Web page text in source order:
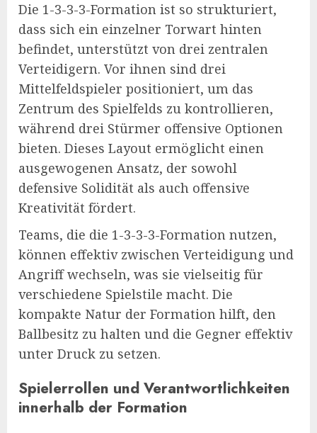
Die 1-3-3-3-Formation ist so strukturiert,
dass sich ein einzelner Torwart hinten
befindet, unterstützt von drei zentralen
Verteidigern. Vor ihnen sind drei
Mittelfeldspieler positioniert, um das
Zentrum des Spielfelds zu kontrollieren,
während drei Stürmer offensive Optionen
bieten. Dieses Layout ermöglicht einen
ausgewogenen Ansatz, der sowohl
defensive Solidität als auch offensive
Kreativität fördert.
Teams, die die 1-3-3-3-Formation nutzen,
können effektiv zwischen Verteidigung und
Angriff wechseln, was sie vielseitig für
verschiedene Spielstile macht. Die
kompakte Natur der Formation hilft, den
Ballbesitz zu halten und die Gegner effektiv
unter Druck zu setzen.
Spielerrollen und Verantwortlichkeiten
innerhalb der Formation